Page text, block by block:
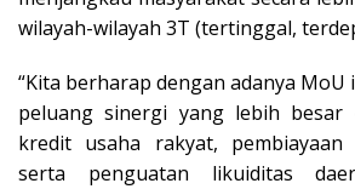
wilayah-wilayah 3T (tertinggal,
“Kita berharap dengan adanya MoU
peluang sinergi yang lebih besar
kredit usaha rakyat,
serta penguatan likuiditas